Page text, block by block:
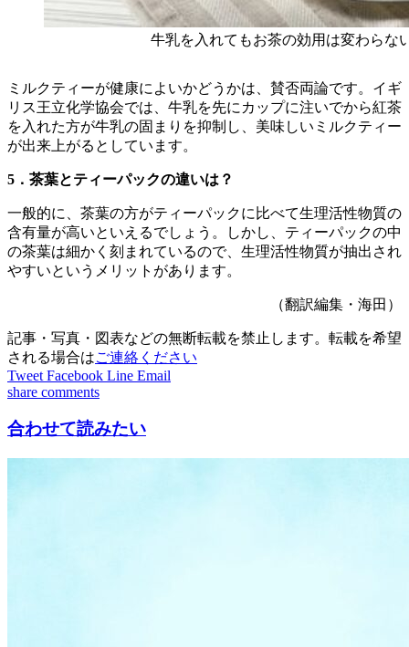
牛乳を入れてもお茶の効用は変わらな
ミルクティーが健康によいかどうかは、賛否両論です。イギ
リス王立化学協会では、牛乳を先にカップに注いでから紅茶
を入れた方が牛乳の固まりを抑制し、美味しいミルクティー
が出来上がるとしています。
5．茶葉とティーパックの違いは？
一般的に、茶葉の方がティーパックに比べて生理活性物質の
含有量が高いといえるでしょう。しかし、ティーパックの中
の茶葉は細かく刻まれているので、生理活性物質が抽出され
やすいというメリットがあります。
（翻訳編集・海田）
記事・写真・図表などの無断転載を禁止します。転載を希望
される場合はご連絡ください
Tweet Facebook Line Email
share comments
合わせて読みたい